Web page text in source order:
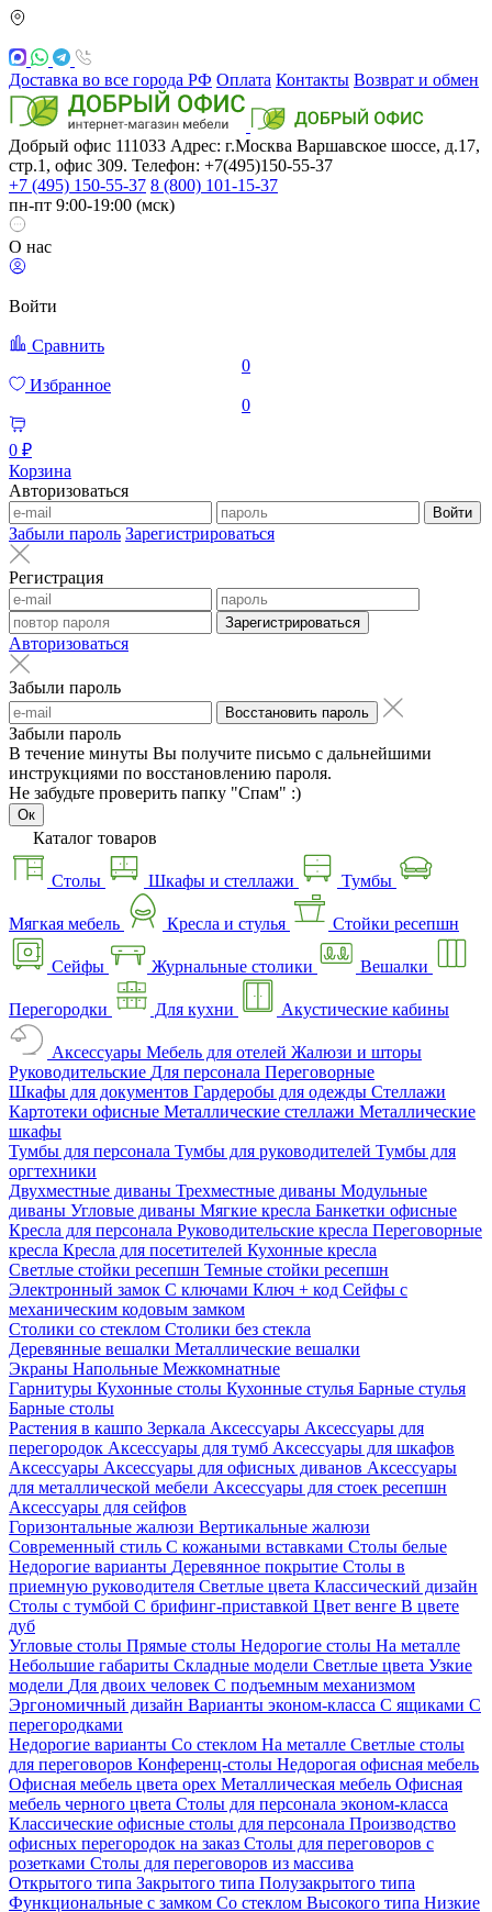
Доставка во все города РФ Оплата Контакты Возврат и обмен
Добрый офис 111033 Адрес: г.Москва Варшавское шоссе, д.17,
стр.1, офис 309. Телефон: +7(495)150-55-37
+7 (495) 150-55-37 8 (800) 101-15-37
пн-пт 9:00-19:00 (мск)
О нас
Войти
Сравнить
0
Избранное
0
0 ₽
Корзина
Авторизоваться
Войти
Забыли пароль Зарегистрироваться
Регистрация
Зарегистрироваться
Авторизоваться
Забыли пароль
Восстановить пароль
Забыли пароль
В течение минуты Вы получите письмо с дальнейшими
инструкциями по восстановлению пароля.
Не забудьте проверить папку "Спам" :)
Ок
Каталог товаров
Столы Шкафы и стеллажи Тумбы
Мягкая мебель Кресла и стулья Стойки ресепшн
Сейфы Журнальные столики Вешалки
Перегородки Для кухни Акустические кабины
Аксессуары Мебель для отелей Жалюзи и шторы
Руководительские Для персонала Переговорные
Шкафы для документов Гардеробы для одежды Стеллажи
Картотеки офисные Металлические стеллажи Металлические
шкафы
Тумбы для персонала Тумбы для руководителей Тумбы для
оргтехники
Двухместные диваны Трехместные диваны Модульные
диваны Угловые диваны Мягкие кресла Банкетки офисные
Кресла для персонала Руководительские кресла Переговорные
кресла Кресла для посетителей Кухонные кресла
Светлые стойки ресепшн Темные стойки ресепшн
Электронный замок С ключами Ключ + код Сейфы с
механическим кодовым замком
Столики со стеклом Столики без стекла
Деревянные вешалки Металлические вешалки
Экраны Напольные Межкомнатные
Гарнитуры Кухонные столы Кухонные стулья Барные стулья
Барные столы
Растения в кашпо Зеркала Аксессуары Аксессуары для
перегородок Аксессуары для тумб Аксессуары для шкафов
Аксессуары Аксессуары для офисных диванов Аксессуары
для металлической мебели Аксессуары для стоек ресепшн
Аксессуары для сейфов
Горизонтальные жалюзи Вертикальные жалюзи
Современный стиль С кожаными вставками Столы белые
Недорогие варианты Деревянное покрытие Столы в
приемную руководителя Светлые цвета Классический дизайн
Столы с тумбой С брифинг-приставкой Цвет венге В цвете
дуб
Угловые столы Прямые столы Недорогие столы На металле
Небольшие габариты Складные модели Светлые цвета Узкие
модели Для двоих человек С подъемным механизмом
Эргономичный дизайн Варианты эконом-класса С ящиками С
перегородками
Недорогие варианты Со стеклом На металле Светлые столы
для переговоров Конференц-столы Недорогая офисная мебель
Офисная мебель цвета орех Металлическая мебель Офисная
мебель черного цвета Столы для персонала эконом-класса
Классические офисные столы для персонала Производство
офисных перегородок на заказ Столы для переговоров с
розетками Столы для переговоров из массива
Открытого типа Закрытого типа Полузакрытого типа
Функциональные с замком Со стеклом Высокого типа Низкие